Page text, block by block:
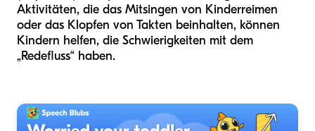
Aktivitäten, die das Mitsingen von Kinderreimen
oder das Klopfen von Takten beinhalten, können
Kindern helfen, die Schwierigkeiten mit dem
„Redefluss“ haben.